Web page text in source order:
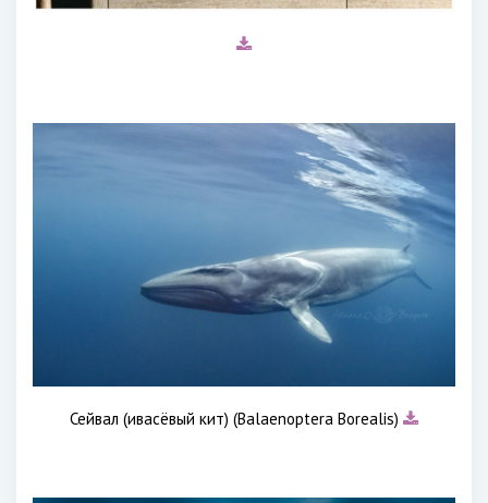
Сейвал (ивасёвый кит) (Balaenoptera Borealis)